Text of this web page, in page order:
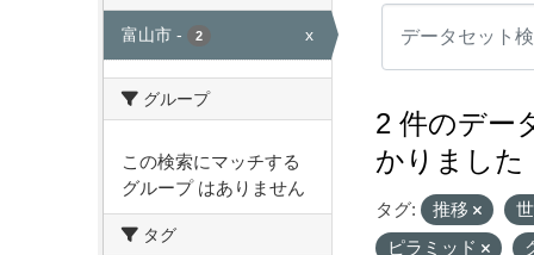
富山市 - 2 x
グループ
この検索にマッチする
グループ はありません
タグ
2 件のデー
かりました
タグ: 推移
ピラミッド